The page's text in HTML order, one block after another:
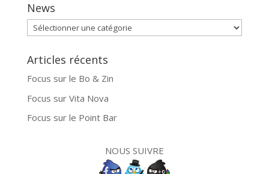
News
News
Articles récents
Focus sur le Bo & Zin
Focus sur Vita Nova
Focus sur le Point Bar
NOUS SUIVRE